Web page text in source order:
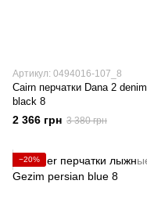
Артикул: 0494016-107_8
Cairn перчатки Dana 2 denim
black 8
2 366 грн 3 380 грн
−20%